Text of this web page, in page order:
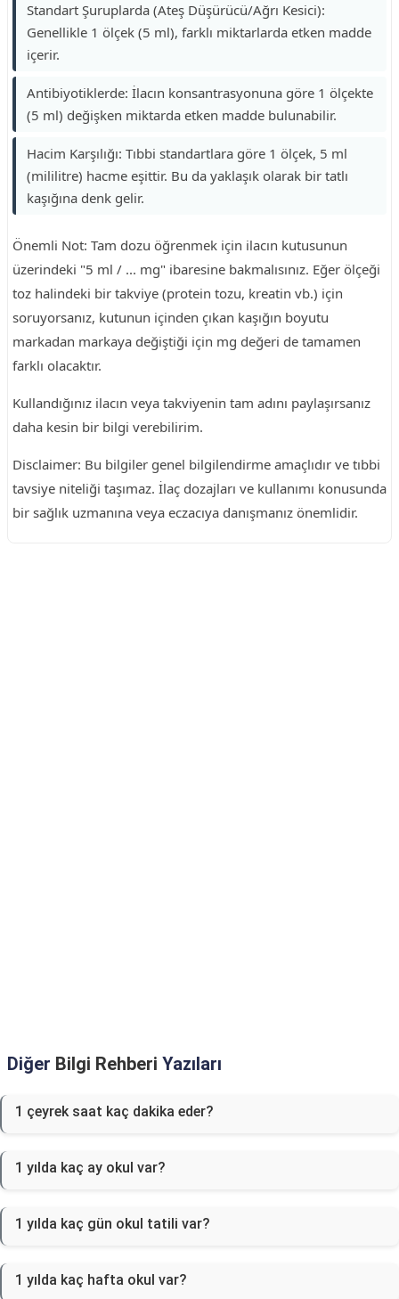
Standart Şuruplarda (Ateş Düşürücü/Ağrı Kesici):
Genellikle 1 ölçek (5 ml), farklı miktarlarda etken madde
içerir.
Antibiyotiklerde: İlacın konsantrasyonuna göre 1 ölçekte
(5 ml) değişken miktarda etken madde bulunabilir.
Hacim Karşılığı: Tıbbi standartlara göre 1 ölçek, 5 ml
(mililitre) hacme eşittir. Bu da yaklaşık olarak bir tatlı
kaşığına denk gelir.
Önemli Not: Tam dozu öğrenmek için ilacın kutusunun
üzerindeki "5 ml / ... mg" ibaresine bakmalısınız. Eğer ölçeği
toz halindeki bir takviye (protein tozu, kreatin vb.) için
soruyorsanız, kutunun içinden çıkan kaşığın boyutu
markadan markaya değiştiği için mg değeri de tamamen
farklı olacaktır.
Kullandığınız ilacın veya takviyenin tam adını paylaşırsanız
daha kesin bir bilgi verebilirim.
Disclaimer: Bu bilgiler genel bilgilendirme amaçlıdır ve tıbbi
tavsiye niteliği taşımaz. İlaç dozajları ve kullanımı konusunda
bir sağlık uzmanına veya eczacıya danışmanız önemlidir.
Diğer Bilgi Rehberi Yazıları
1 çeyrek saat kaç dakika eder?
1 yılda kaç ay okul var?
1 yılda kaç gün okul tatili var?
1 yılda kaç hafta okul var?